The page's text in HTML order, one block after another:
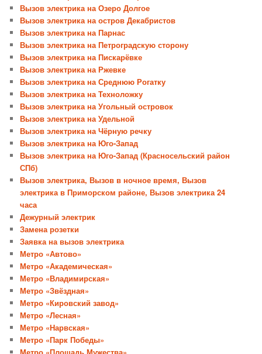
Вызов электрика на Озеро Долгое
Вызов электрика на остров Декабристов
Вызов электрика на Парнас
Вызов электрика на Петроградскую сторону
Вызов электрика на Пискарёвке
Вызов электрика на Ржевке
Вызов электрика на Среднюю Рогатку
Вызов электрика на Техноложку
Вызов электрика на Угольный островок
Вызов электрика на Удельной
Вызов электрика на Чёрную речку
Вызов электрика на Юго-Запад
Вызов электрика на Юго-Запад (Красносельский район
СПб)
Вызов электрика, Вызов в ночное время, Вызов
электрика в Приморском районе, Вызов электрика 24
часа
Дежурный электрик
Замена розетки
Заявка на вызов электрика
Метро «Автово»
Метро «Академическая»
Метро «Владимирская»
Метро «Звёздная»
Метро «Кировский завод»
Метро «Лесная»
Метро «Нарвская»
Метро «Парк Победы»